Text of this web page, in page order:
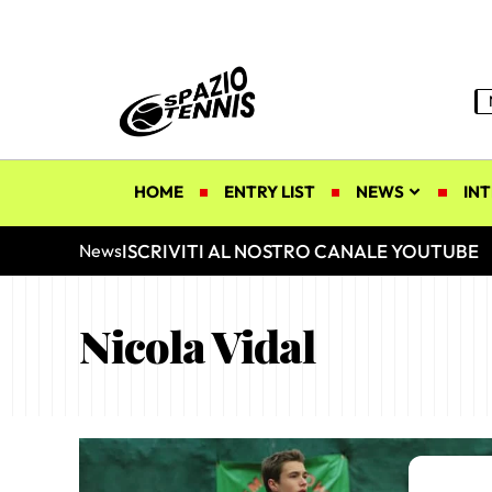
HOME ENTRY LIST NEWS
NewsISCRIVITI AL NOSTRO CANALE YOUTUBE
Nicola Vidal